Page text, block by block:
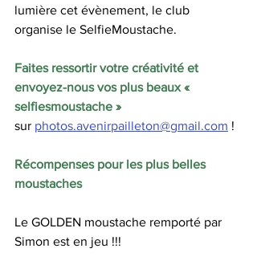
lumière cet évènement, le club
organise le SelfieMoustache.
Faites ressortir votre créativité et
envoyez-nous vos plus beaux «
selfiesmoustache »
sur photos.avenirpailleton@gmail.com !
Récompenses pour les plus belles
moustaches
Le GOLDEN moustache remporté par
Simon est en jeu !!!